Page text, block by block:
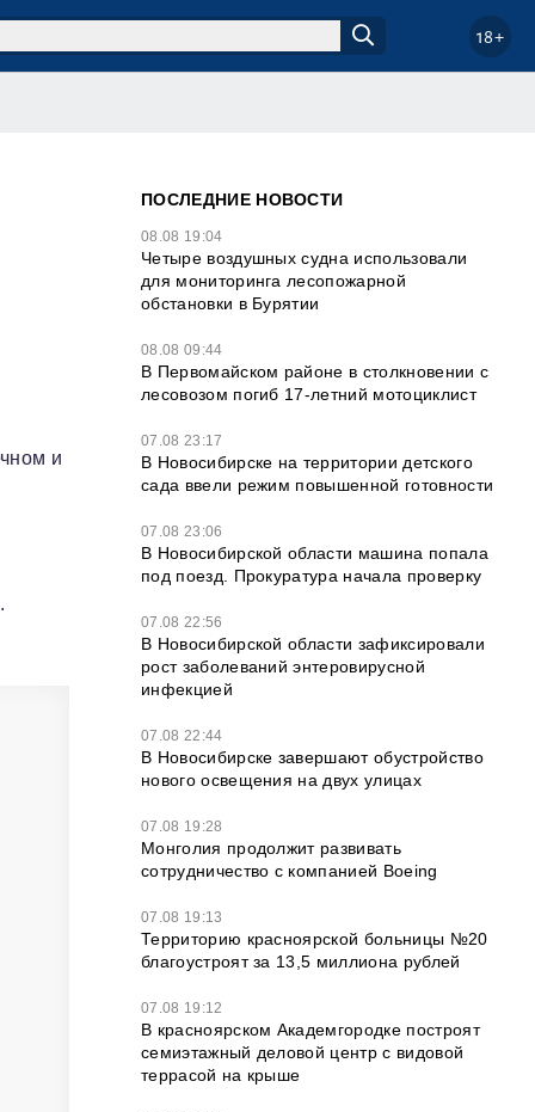
18+
и
ПОСЛЕДНИЕ НОВОСТИ
08.08 19:04
Четыре воздушных судна использовали
для мониторинга лесопожарной
обстановки в Бурятии
08.08 09:44
В Первомайском районе в столкновении с
лесовозом погиб 17-летний мотоциклист
07.08 23:17
В Новосибирске на территории детского
сада ввели режим повышенной готовности
07.08 23:06
В Новосибирской области машина попала
под поезд. Прокуратура начала проверку
07.08 22:56
В Новосибирской области зафиксировали
рост заболеваний энтеровирусной
инфекцией
07.08 22:44
В Новосибирске завершают обустройство
нового освещения на двух улицах
07.08 19:28
Монголия продолжит развивать
сотрудничество с компанией Boeing
07.08 19:13
Территорию красноярской больницы №20
благоустроят за 13,5 миллиона рублей
07.08 19:12
В красноярском Академгородке построят
семиэтажный деловой центр с видовой
террасой на крыше